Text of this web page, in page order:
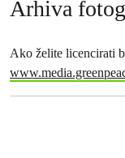
Arhiva
Ako želite licencirati